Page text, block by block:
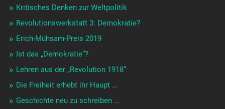
Kritisches Denken zur Weltpolitik
Revolutionswerkstatt 3: Demokratie?
Erich-Mühsam-Preis 2019
Ist das „Demokratie“?
Lehren aus der „Revolution 1918“
Die Freiheit erhebt ihr Haupt …
Geschichte neu zu schreiben …